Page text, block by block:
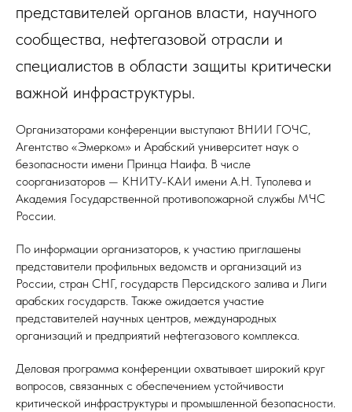
представителей органов власти, научного
сообщества, нефтегазовой отрасли и
специалистов в области защиты критически
важной инфраструктуры.
Организаторами конференции выступают ВНИИ ГОЧС,
Агентство «Эмерком» и Арабский университет наук о
безопасности имени Принца Наифа. В числе
соорганизаторов — КНИТУ-КАИ имени А.Н. Туполева и
Академия Государственной противопожарной службы МЧС
России.
По информации организаторов, к участию приглашены
представители профильных ведомств и организаций из
России, стран СНГ, государств Персидского залива и Лиги
арабских государств. Также ожидается участие
представителей научных центров, международных
организаций и предприятий нефтегазового комплекса.
Деловая программа конференции охватывает широкий круг
вопросов, связанных с обеспечением устойчивости
критической инфраструктуры и промышленной безопасности.